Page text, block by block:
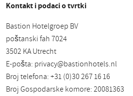
Kontakt i podaci o tvrtki
Bastion Hotelgroep BV
poštanski fah 7024
3502 KA Utrecht
E-pošta: privacy@bastionhotels.nl
Broj telefona: +31 (0)30 267 16 16
Broj Gospodarske komore: 20081363